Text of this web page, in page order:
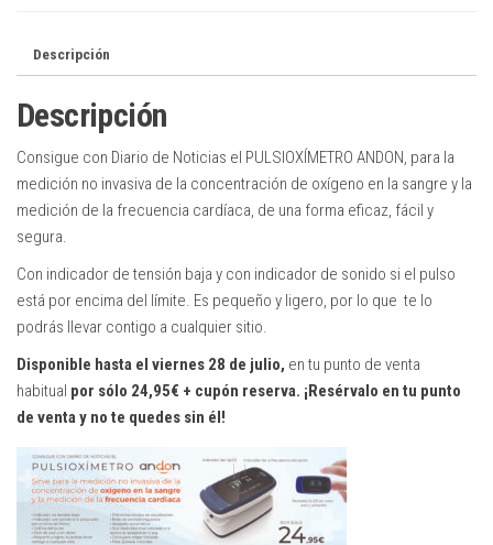
Descripción
Descripción
Consigue con Diario de Noticias el PULSIOXÍMETRO ANDON, para la
medición no invasiva de la concentración de oxígeno en la sangre y la
medición de la frecuencia cardíaca, de una forma eficaz, fácil y
segura.
Con indicador de tensión baja y con indicador de sonido si el pulso
está por encima del límite. Es pequeño y ligero, por lo que te lo
podrás llevar contigo a cualquier sitio.
Disponible hasta el viernes 28 de julio, en tu punto de venta
habitual por sólo 24,95€ + cupón reserva. ¡Resérvalo en tu punto
de venta y no te quedes sin él!